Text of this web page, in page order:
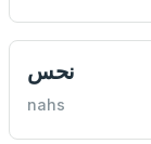
نحس
nahs